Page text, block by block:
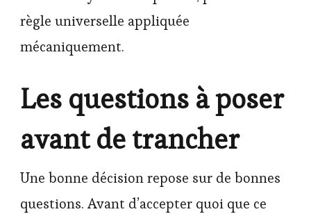
règle universelle appliquée
mécaniquement.
Les questions à poser
avant de trancher
Une bonne décision repose sur de bonnes
questions. Avant d’accepter quoi que ce